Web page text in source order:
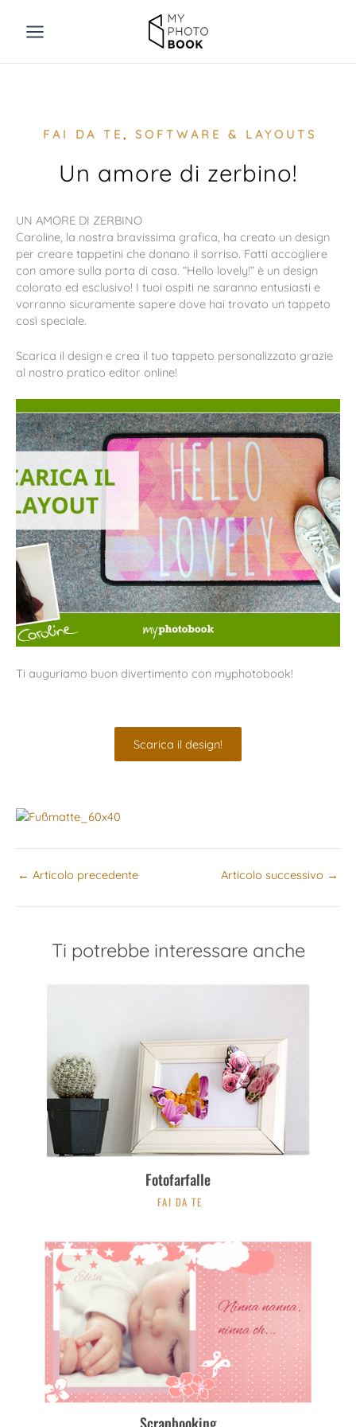
contenuto
FAI DA TE , SOFTWARE & LAYOUTS
Un amore di zerbino!
UN AMORE DI ZERBINO
Caroline, la nostra bravissima grafica, ha creato un design
per creare tappetini che donano il sorriso. Fatti accogliere
con amore sulla porta di casa. “Hello lovely!” è un design
colorato ed esclusivo! I tuoi ospiti ne saranno entusiasti e
vorranno sicuramente sapere dove hai trovato un tappeto
così speciale.
Scarica il design e crea il tuo tappeto personalizzato grazie
al nostro pratico editor online!
Ti auguriamo buon divertimento con myphotobook!
Scarica il design!
← Articolo precedente Articolo successivo →
Ti potrebbe interessare anche
Fotofarfalle
FAI DA TE